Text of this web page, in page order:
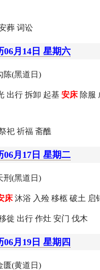
葬 词讼
06月14日 星期六
陈(黑道日)
出行 拆卸 起基 安床除服
祀 祈福 斋醮
06月17日 星期二
刑(黑道日)
床沐浴 入殓 移柩 破土 启
徙 出行 作灶 安门 伐木
06月19日 星期四
匮(黄道日)